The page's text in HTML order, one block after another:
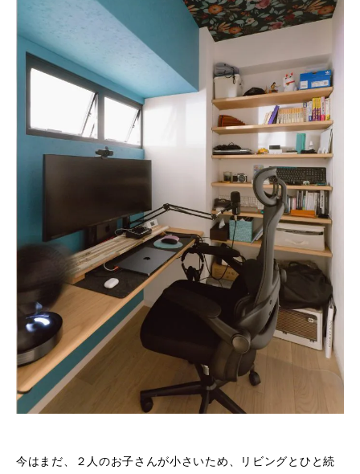
今はまだ、２人のお子さんが小さいため、リビングとひと続